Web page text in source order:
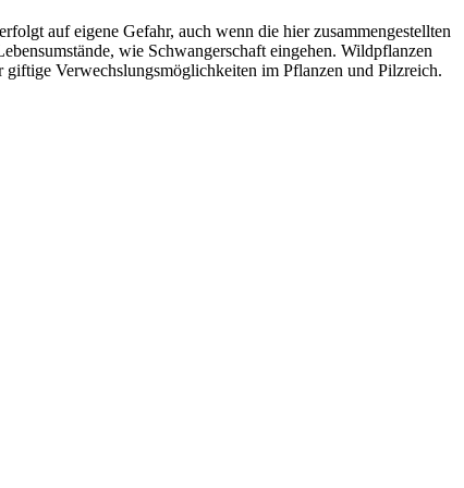
auf eigene Gefahr, auch wenn die hier zusammengestellten
wie Schwangerschaft eingehen. Wildpflanzen
Verwechslungsmöglichkeiten im Pflanzen und Pilzreich.